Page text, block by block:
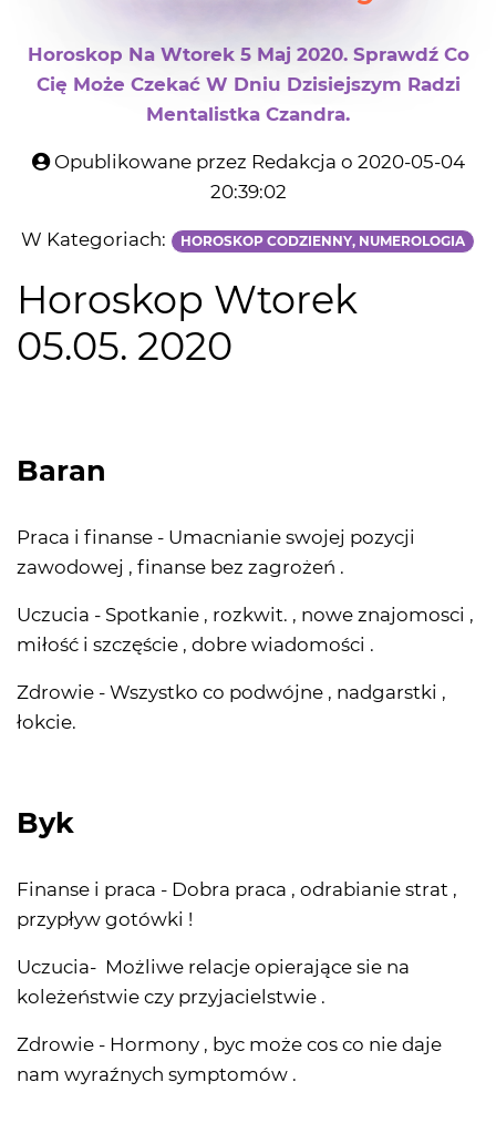
Horoskop Na Wtorek 5 Maj 2020. Sprawdź Co
Cię Może Czekać W Dniu Dzisiejszym Radzi
Mentalistka Czandra.
Opublikowane przez Redakcja o 2020-05-04
20:39:02
W Kategoriach: HOROSKOP CODZIENNY, NUMEROLOGIA
Horoskop Wtorek
05.05. 2020
Baran
Praca i finanse - Umacnianie swojej pozycji
zawodowej , finanse bez zagrożeń .
Uczucia - Spotkanie , rozkwit. , nowe znajomosci ,
miłość i szczęście , dobre wiadomości .
Zdrowie - Wszystko co podwójne , nadgarstki ,
łokcie.
Byk
Finanse i praca - Dobra praca , odrabianie strat ,
przypływ gotówki !
Uczucia- Możliwe relacje opierające sie na
koleżeństwie czy przyjacielstwie .
Zdrowie - Hormony , byc może cos co nie daje
nam wyraźnych symptomów .